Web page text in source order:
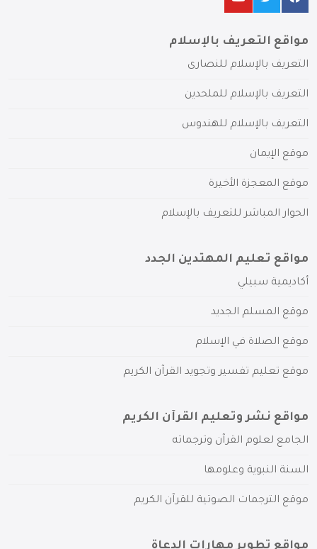
مواقع التعريف بالإسلام
التعريف بالإسلام للنصارى
التعريف بالإسلام للملحدين
التعريف بالإسلام للهندوس
موقع الإيمان
موقع المعجزة الأخيرة
الحوار المباشر للتعريف بالإسلام
مواقع تعليم المهتدين الجدد
أكاديمية سبيلي
موقع المسلم الجديد
موقع الصلاة في الإسلام
موقع تعليم تفسير وتجويد القرآن الكريم
مواقع نشر وتعليم القرآن الكريم
الجامع لعلوم القرآن وترجماته
السنة النبوية وعلومها
موقع الترجمات الصوتية للقرآن الكريم
مواقع تطوير مهارات الدعاة